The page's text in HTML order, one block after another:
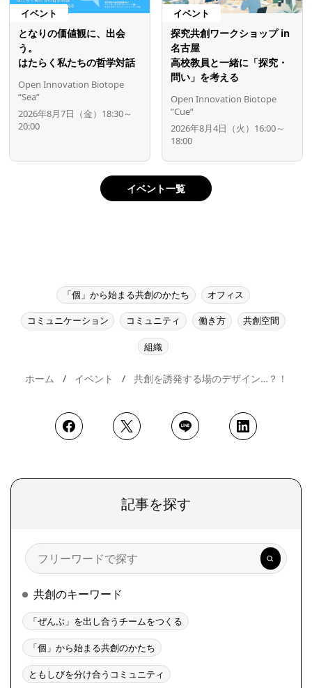
イベント
となりの価値観に、出会
う。
はたらく私たちの哲学対話
Open Innovation Biotope
“Sea”
2026年8月7日（金）18:30～
20:00
イベント
探究共創ワークショップ in
名古屋
高校教員と一緒に「探究・
問い」を考える
Open Innovation Biotope
”Cue”
2026年8月4日（火）16:00～
18:00
イベント一覧
「個」から始まる共創のかたち オフィス
コミュニケーション コミュニティ 働き方 共創空間
組織
ホーム イベント 共創を誘発する場のデザイン…？！
記事を探す
検
索
共創のキーワード
「ぜんぶ」を出し合うチームをつくる
「個」から始まる共創のかたち
ともしびを分け合うコミュニティ